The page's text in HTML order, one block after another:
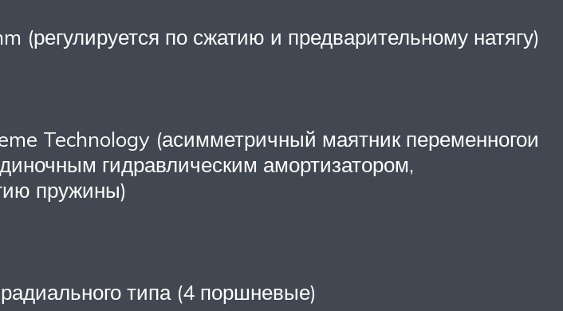
по сжатию и предварительному натягу)
Technology (асимметричный маятник переменногои
гидравлическим амортизатором,
пружины)
типа (4 поршневые)